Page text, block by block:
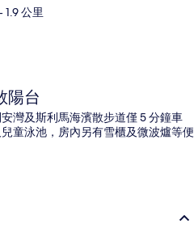
1.9 公里
陽台
灣及斯利馬海濱散步道僅 5 分鐘車
童泳池，房內另有雪櫃及微波爐等便